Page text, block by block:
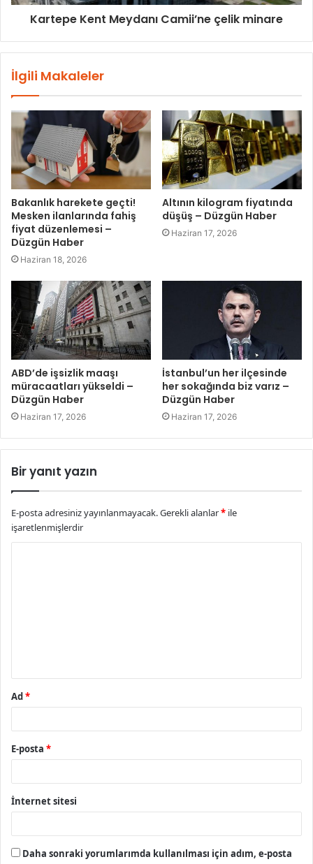
Kartepe Kent Meydanı Camii’ne çelik minare
İlgili Makaleler
Bakanlık harekete geçti!
Mesken ilanlarında fahiş
fiyat düzenlemesi –
Düzgün Haber
Haziran 18, 2026
Altının kilogram fiyatında
düşüş – Düzgün Haber
Haziran 17, 2026
ABD’de işsizlik maaşı
müracaatları yükseldi –
Düzgün Haber
Haziran 17, 2026
İstanbul’un her ilçesinde
her sokağında biz varız –
Düzgün Haber
Haziran 17, 2026
Bir yanıt yazın
E-posta adresiniz yayınlanmayacak.Gerekli alanlar* ile
işaretlenmişlerdir
Ad*
E-posta *
İnternet sitesi
Daha sonraki yorumlarımda kullanılması için adım, e-posta